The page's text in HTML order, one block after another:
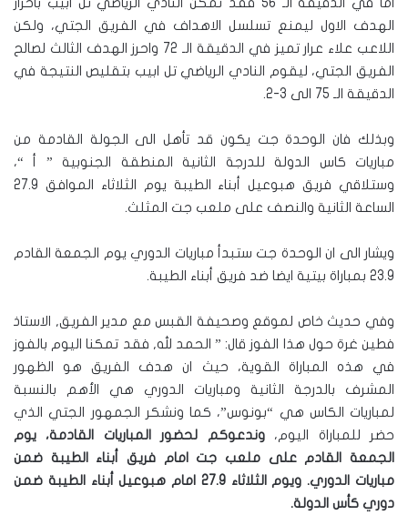
اما في الدقيقة الـ 56 فقد تمكن النادي الرياضي تل ابيب باحراز
الهدف الاول ليمنع تسلسل الاهداف في الفريق الجتي، ولكن
اللاعب علاء عرار تميز في الدقيقة الـ 72 واحرز الهدف الثالث لصالح
الفريق الجتي، ليقوم النادي الرياضي تل ابيب بتقليص النتيجة في
الدقيقة الـ 75 الى 3-2.
وبذلك فان الوحدة جت يكون قد تأهل الى الجولة القادمة من
مباريات كاس الدولة للدرجة الثانية المنطقة الجنوبية ” أ “،
وستلاقي فريق هبوعيل أبناء الطيبة يوم الثلاثاء الموافق 27.9
الساعة الثانية والنصف على ملعب جت المثلث.
ويشار الى ان الوحدة جت ستبدأ مباريات الدوري يوم الجمعة القادم
23.9 بمباراة بيتية ايضا ضد فريق أبناء الطيبة.
وفي حديث خاص لموقع وصحيفة القبس مع مدير الفريق, الاستاذ
فطين غرة حول هذا الفوز قال: ” الحمد لله, فقد تمكنا اليوم بالفوز
في هذه المباراة القوية، حيث ان هدف الفريق هو الظهور
المشرف بالدرجة الثانية ومباريات الدوري هي الأهم بالنسبة
لمباريات الكاس هي “بونوس”، كما ونشكر الجمهور الجتي الذي
حضر للمباراة اليوم،وندعوكم لحضور المباريات القادمة، يوم
الجمعة القادم على ملعب جت امام فريق أبناء الطيبة ضمن
مباريات الدوري. ويوم الثلاثاء 27.9 امام هبوعيل أبناء الطيبة ضمن
دوري كأس الدولة.